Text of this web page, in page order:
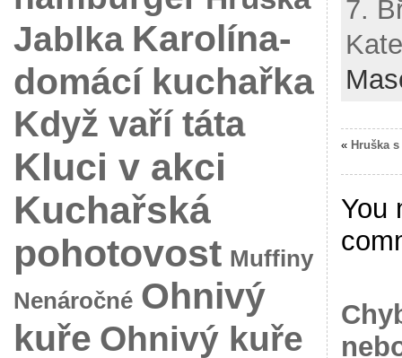
Jablka Karolína-
domácí kuchařka
Když vaří táta
Kluci v akci
Kuchařská
pohotovost Muffiny
Nenáročné Ohnivý
kuře Ohnivý kuře
7.
« Hruška
You